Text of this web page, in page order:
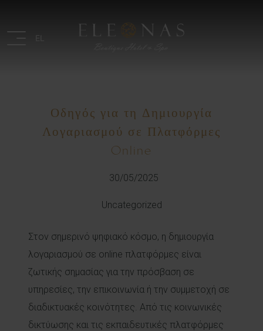
EL
Οδηγός για τη Δημιουργία
Λογαριασμού σε Πλατφόρμες
Online
30/05/2025
Uncategorized
Στον σημερινό ψηφιακό κόσμο, η δημιουργία
λογαριασμού σε online πλατφόρμες είναι
ζωτικής σημασίας για την πρόσβαση σε
υπηρεσίες, την επικοινωνία ή την συμμετοχή σε
διαδικτυακές κοινότητες. Από τις κοινωνικές
δικτύωσης και τις εκπαιδευτικές πλατφόρμες